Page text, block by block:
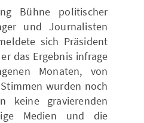
Bühne politischer
und Journalisten
sich Präsident
das Ergebnis infrage
Monaten, von
wurden noch
keine gravierenden
Medien und die